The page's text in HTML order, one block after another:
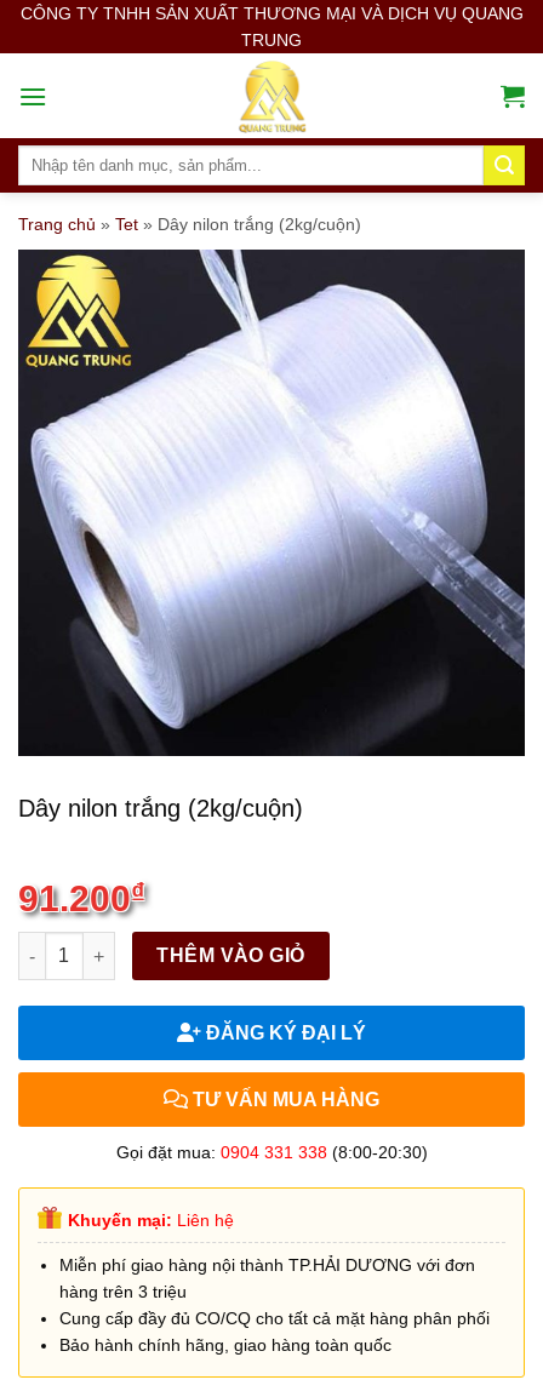
SkipCÔNG TY TNHH SẢN XUẤT THƯƠNG MẠI VÀ DỊCH VỤ QUANG
TRUNG
Search
Trang chủ » Tet » Dây nilon trắng (2kg/cuộn)
Dây nilon trắng (2kg/cuộn)
91.200₫
Dây nilon trắng (2kg/cuộn) quantity
THÊM VÀO GIỎ
ĐĂNG KÝ ĐẠI LÝ
TƯ VẤN MUA HÀNG
Gọi đặt mua: 0904 331 338(8:00-20:30)
Khuyến mại: Liên hệ
Miễn phí giao hàng nội thành TP.HẢI DƯƠNG với đơn
hàng trên 3 triệu
Cung cấp đầy đủ CO/CQ cho tất cả mặt hàng phân phối
Bảo hành chính hãng, giao hàng toàn quốc